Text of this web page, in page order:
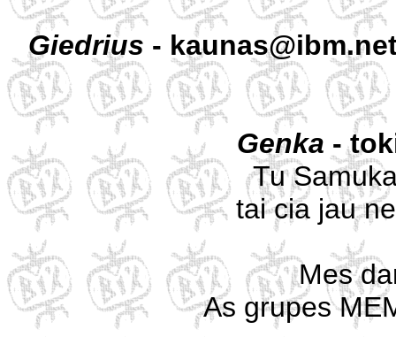
Giedrius -
Genka -
Tu
tai cia jau
Mes
As grupes